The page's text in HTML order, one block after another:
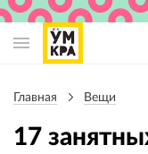
навигации
Главная Вещи
17